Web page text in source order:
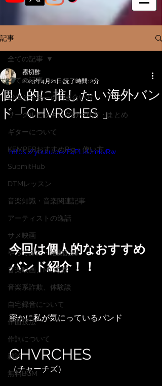
記事
全ての記事
SNSとギターの向き合い方
サークルピッキングのやり方・まとめ
ギターについて
KEMPERおすすめRig・使い方
SubmitHub
DTMレッスン
音楽知識・音楽関連記事
アーティストの逸話
サメ映画
やってみた・活動記録
音楽映画、MV考察
音楽系詐欺、体験談
自宅録音について
作曲技法
作詞について
雑談
無料BGM
全ての記事
個人的に推したい海外バン
ド「CHVRCHES 」
霧切酢
2023年4月21日 読了時間: 2分
https://youtu.be/F4PLkUmkvRw
今回は個人的なおすすめ
バンド紹介！！
密かに私が気にっているバンド
CHVRCHES
（チャーチズ）